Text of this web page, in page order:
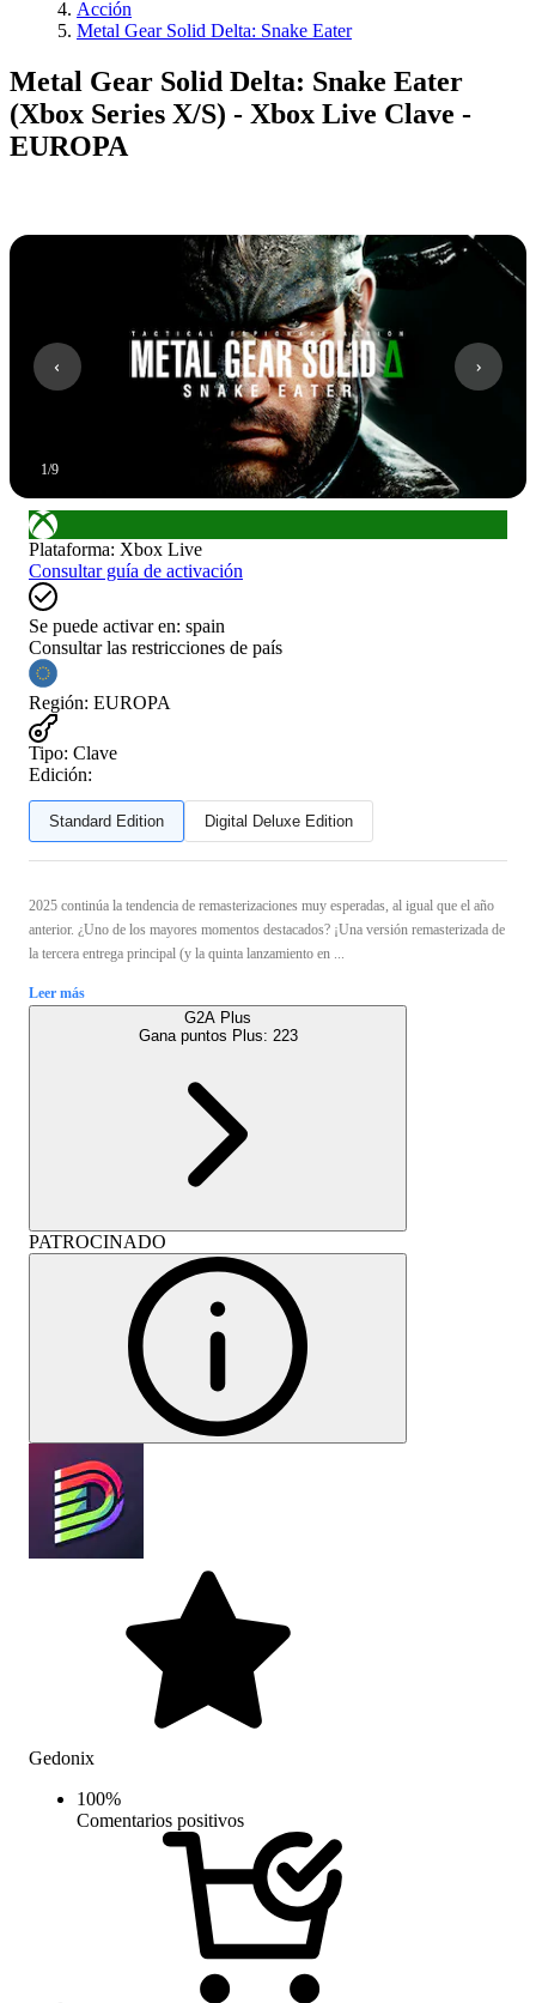
Acción
Metal Gear Solid Delta: Snake Eater
Metal Gear Solid Delta: Snake Eater
(Xbox Series X/S) - Xbox Live Clave -
EUROPA
1/9
Plataforma: Xbox Live
Consultar guía de activación
Se puede activar en: spain
Consultar las restricciones de país
Región: EUROPA
Tipo: Clave
Edición:
Standard Edition Digital Deluxe Edition
2025 continúa la tendencia de remasterizaciones muy esperadas, al igual que el año
anterior. ¿Uno de los mayores momentos destacados? ¡Una versión remasterizada de
la tercera entrega principal (y la quinta lanzamiento en ...
Leer más
G2A Plus
Gana puntos Plus: 223
PATROCINADO
Gedonix
100%
Comentarios positivos